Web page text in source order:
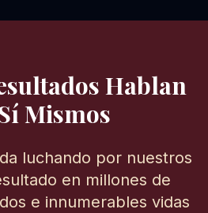
Hablan
Mismos
luchando por nuestros
en millones de
e innumerables vidas